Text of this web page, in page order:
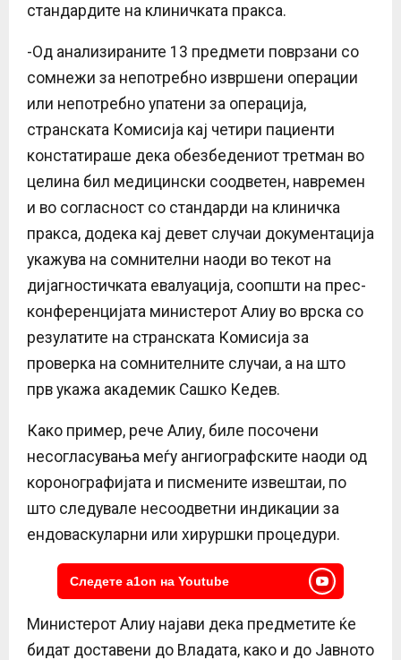
стандардите на клиничката пракса.
-Од анализираните 13 предмети поврзани со
сомнежи за непотребно извршени операции
или непотребно упатени за операција,
странската Комисија кај четири пациенти
констатираше дека обезбедениот третман во
целина бил медицински соодветен, навремен
и во согласност со стандарди на клиничка
пракса, додека кај девет случаи документација
укажува на сомнителни наоди во текот на
дијагностичката евалуација, соопшти на прес-
конференцијата министерот Алиу во врска со
резулатите на странската Комисија за
проверка на сомнителните случаи, а на што
прв укажа академик Сашко Кедев.
Како пример, рече Алиу, биле посочени
несогласувања меѓу ангиографските наоди од
коронографијата и писмените извештаи, по
што следувале несоодветни индикации за
ендоваскуларни или хируршки процедури.
Следете a1on на Youtube
Министерот Алиу најави дека предметите ќе
бидат доставени до Владата, како и до Јавното